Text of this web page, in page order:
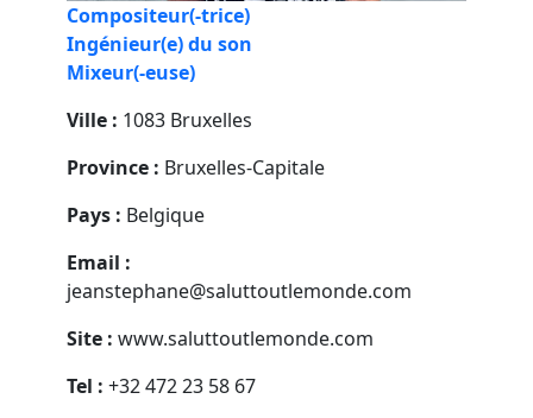
Compositeur(-trice)
Ingénieur(e) du son
Mixeur(-euse)
Ville : 1083 Bruxelles
Province : Bruxelles-Capitale
Pays : Belgique
Email :
jeanstephane@saluttoutlemonde.com
Site : www.saluttoutlemonde.com
Tel : +32 472 23 58 67